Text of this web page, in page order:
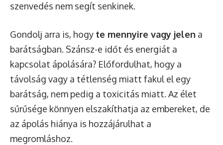
szenvedés nem segít senkinek.
Gondolj arra is, hogy te mennyire vagy jelen a
barátságban. Szánsz-e időt és energiát a
kapcsolat ápolására? Előfordulhat, hogy a
távolság vagy a tétlenség miatt fakul el egy
barátság, nem pedig a toxicitás miatt. Az élet
sűrűsége könnyen elszakíthatja az embereket, de
az ápolás hiánya is hozzájárulhat a
megromláshoz.